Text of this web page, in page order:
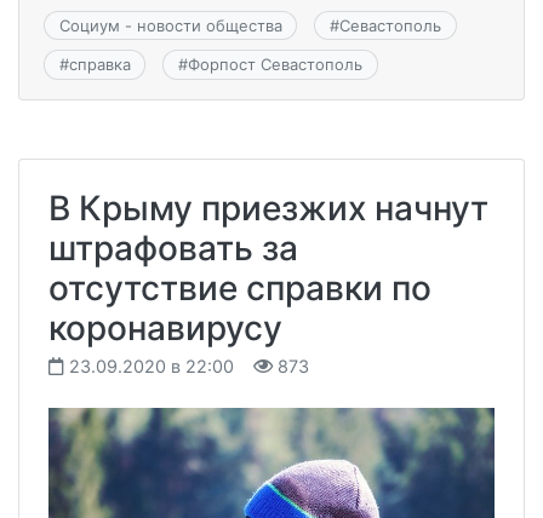
Социум - новости общества #Севастополь
#справка #Форпост Севастополь
В Крыму приезжих начнут
штрафовать за
отсутствие справки по
коронавирусу
23.09.2020 в 22:00 873